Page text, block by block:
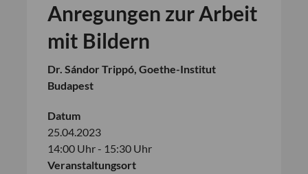
Anregungen zur Arbeit
mit Bildern
Dr. Sándor Trippó, Goethe-Institut
Budapest
Datum
25.04.2023
14:00 Uhr - 15:30 Uhr
Veranstaltungsort